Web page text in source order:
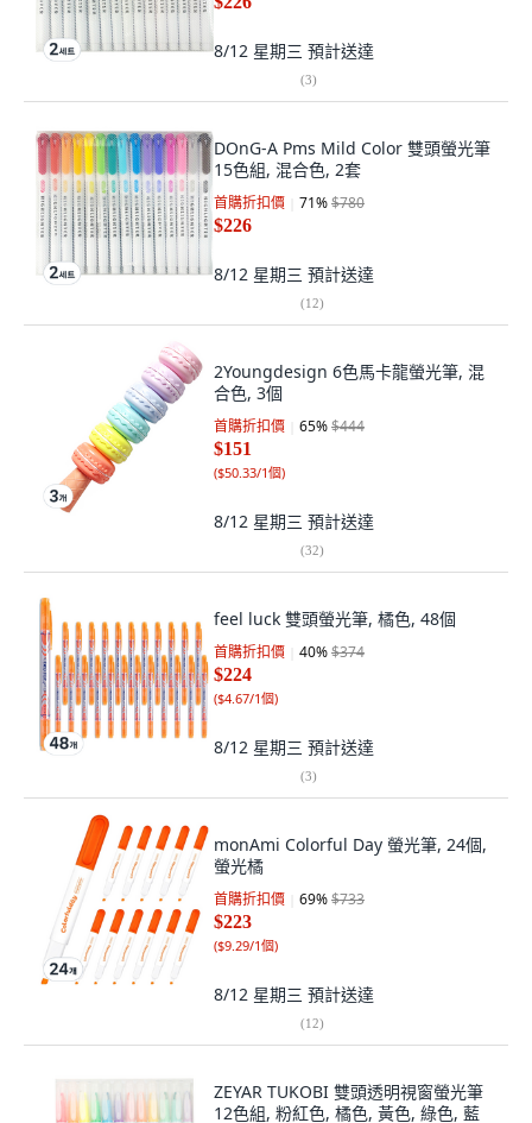
8/12 星期三 預計送達
(3)
DOnG-A Pms Mild Color 雙頭螢光筆
15色組, 混合色, 2套
首購折扣價 71%$780
$226
8/12 星期三 預計送達
(12)
2Youngdesign 6色馬卡龍螢光筆, 混
合色, 3個
首購折扣價 65%$444
$151
($50.33/1個)
8/12 星期三 預計送達
(32)
feel luck 雙頭螢光筆, 橘色, 48個
首購折扣價 40%$374
$224
($4.67/1個)
8/12 星期三 預計送達
(3)
monAmi Colorful Day 螢光筆, 24個,
螢光橘
首購折扣價 69%$733
$223
($9.29/1個)
8/12 星期三 預計送達
(12)
ZEYAR TUKOBI 雙頭透明視窗螢光筆
12色組, 粉紅色, 橘色, 黃色, 綠色, 藍